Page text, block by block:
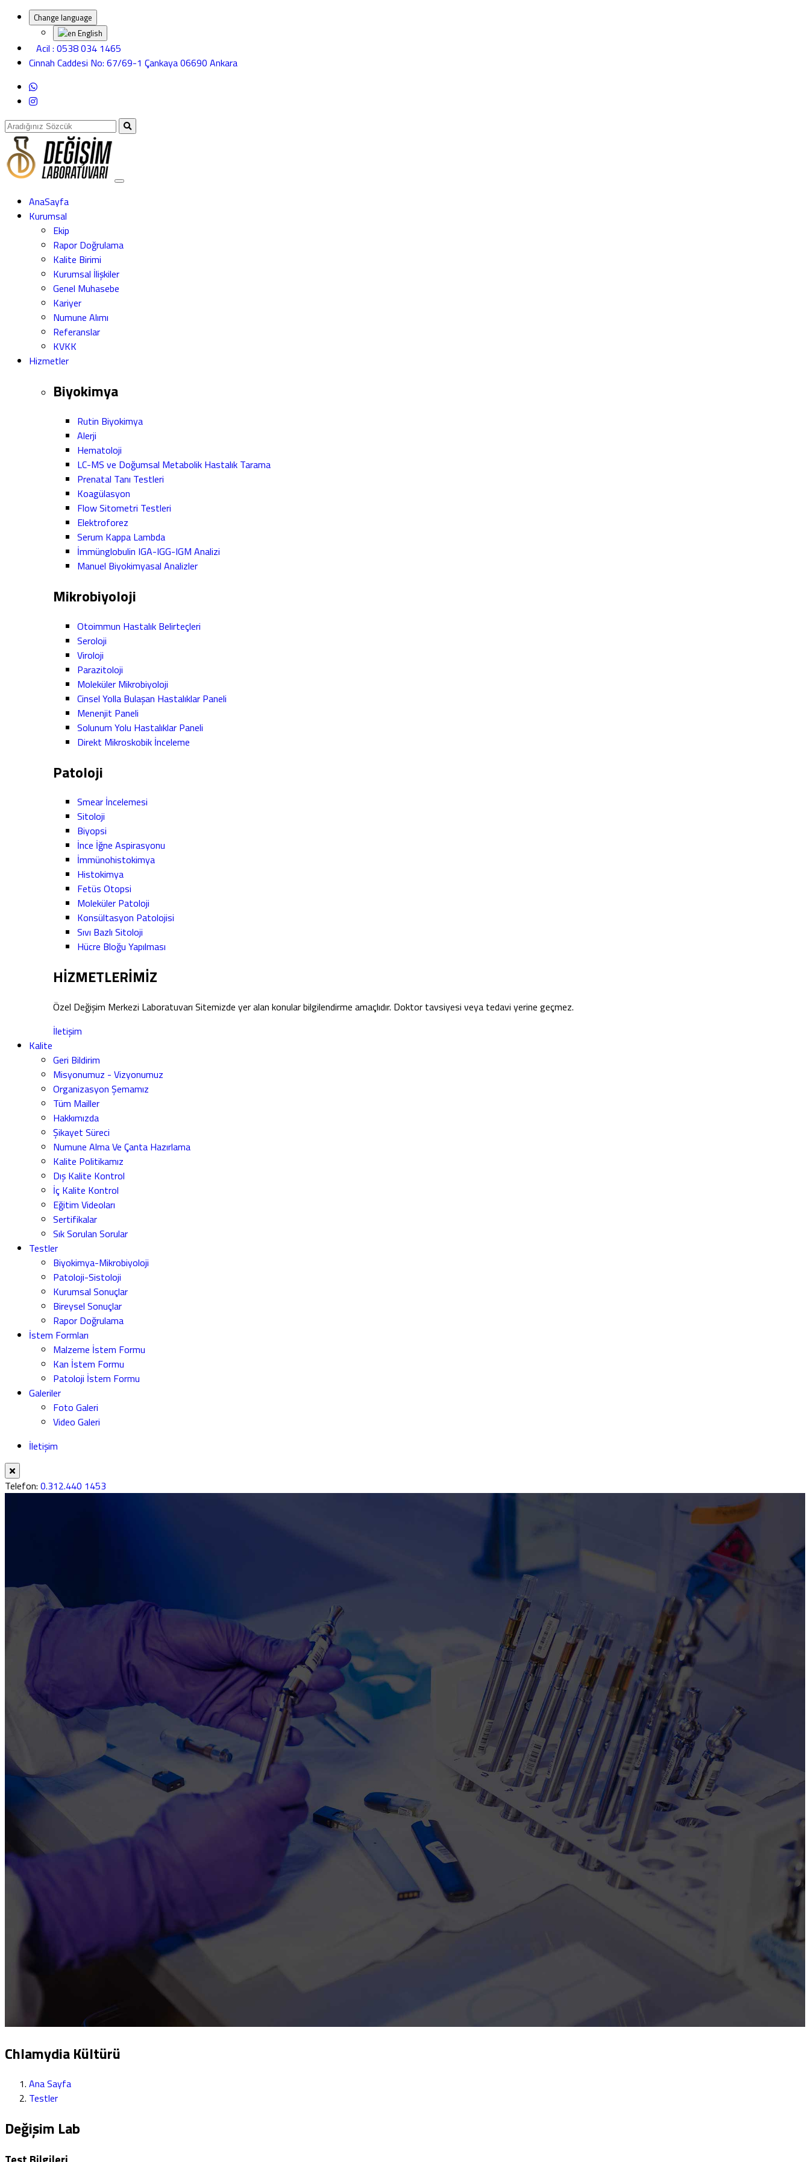
Change language
English
Acil : 0538 034 1465
Cinnah Caddesi No: 67/69-1 Çankaya 06690 Ankara
AnaSayfa
Kurumsal
Ekip
Rapor Doğrulama
Kalite Birimi
Kurumsal İlişkiler
Genel Muhasebe
Kariyer
Numune Alımı
Referanslar
KVKK
Hizmetler
Biyokimya
Rutin Biyokimya
Alerji
Hematoloji
LC-MS ve Doğumsal Metabolik Hastalık Tarama
Prenatal Tanı Testleri
Koagülasyon
Flow Sitometri Testleri
Elektroforez
Serum Kappa Lambda
İmmünglobulin IGA-IGG-IGM Analizi
Manuel Biyokimyasal Analizler
Mikrobiyoloji
Otoimmun Hastalık Belirteçleri
Seroloji
Viroloji
Parazitoloji
Moleküler Mikrobiyoloji
Cinsel Yolla Bulaşan Hastalıklar Paneli
Menenjit Paneli
Solunum Yolu Hastalıklar Paneli
Direkt Mikroskobik İnceleme
Patoloji
Smear İncelemesi
Sitoloji
Biyopsi
İnce İğne Aspirasyonu
İmmünohistokimya
Histokimya
Fetüs Otopsi
Moleküler Patoloji
Konsültasyon Patolojisi
Sıvı Bazlı Sitoloji
Hücre Bloğu Yapılması
HİZMETLERİMİZ
Özel Değişim Merkezi Laboratuvarı Sitemizde yer alan konular bilgilendirme amaçlıdır. Doktor tavsiyesi veya tedavi yerine geçmez.
İletişim
Kalite
Geri Bildirim
Misyonumuz - Vizyonumuz
Organizasyon Şemamız
Tüm Mailler
Hakkımızda
Şikayet Süreci
Numune Alma Ve Çanta Hazırlama
Kalite Politikamız
Dış Kalite Kontrol
İç Kalite Kontrol
Eğitim Videoları
Sertifikalar
Sık Sorulan Sorular
Testler
Biyokimya-Mikrobiyoloji
Patoloji-Sistoloji
Kurumsal Sonuçlar
Bireysel Sonuçlar
Rapor Doğrulama
İstem Formları
Malzeme İstem Formu
Kan İstem Formu
Patoloji İstem Formu
Galeriler
Foto Galeri
Video Galeri
İletişim
Telefon: 0.312.440 1453
Chlamydia Kültürü
Ana Sayfa
Testler
Değişim Lab